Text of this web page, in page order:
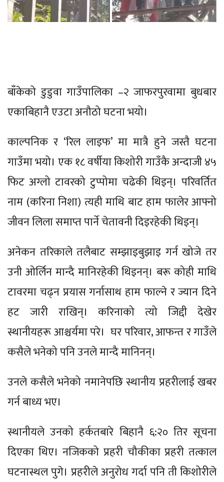
बाँकेको डुडुवा गाउँपालिका –२ जाफरपुरवामा बुधबार
एकाबिहानै एउटा अनौठो घटना भयो।
काल्पनिक र ‘रिल लाइफ’ मा मात्रै हुने जस्तै घटना
गाउँमा भयो। एक १८ वर्षीया किशोरी गाउँकै अन्दाजी ४५
फिट अग्लो टावरको टुप्पोमा चढेकी थिइन्। परिवर्तित
नाम (करिना निशा) त्यही माथि बाट हाम फालेर आफ्नो
जीवन लिला समाप्त पार्ने चेतावनी दिइरहेकी थिइन्।
अनेकन तरिकाले तलैबाट सम्झाइबुझाइ गर्न खोजे तर
उनी ओर्लिन मान्दै मानिरहेकी थिइनन्। बरू कोही माथि
टावरमा चढ्न प्रयास गर्नासाथ हाम फाल्ने र ज्यान दिने
हट जारी राखिन्। करिनाको त्यो जिद्दी देखेर
स्थानीयहरू आश्चर्यमा परे। घर परिवार, आफन्त र गाउँले
कसैले भनेको पनि उनले मान्दै मानिनन्।
उनले कसैले भनेको नमानेपछि स्थानीय प्रहरीलाई खबर
गर्न बाध्य भए।
स्थानीयले उनको हर्कतबारे बिहानै ६:२० तिर सूचना
दिएका थिए। नजिकको प्रहरी चौकीका प्रहरी तत्काल
घटनास्थल पुगे। प्रहरीले अनुरोध गर्दा पनि ती किशोरीले